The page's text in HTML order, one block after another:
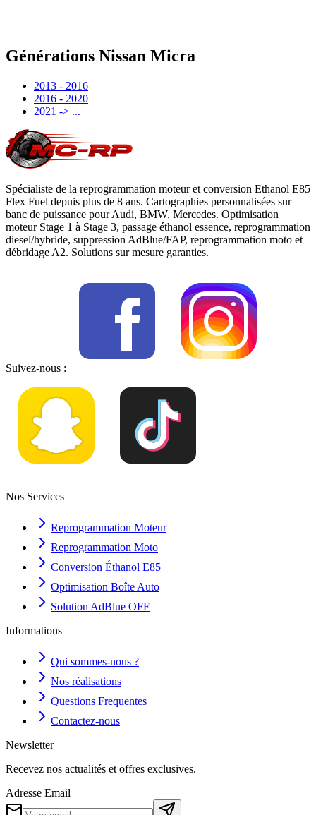
Générations Nissan Micra
2013 - 2016
2016 - 2020
2021 -> ...
Spécialiste de la reprogrammation moteur et conversion Ethanol E85
Flex Fuel depuis plus de 8 ans. Cartographies personnalisées sur
banc de puissance pour Audi, BMW, Mercedes. Optimisation
moteur Stage 1 à Stage 3, passage éthanol essence, reprogrammation
diesel/hybride, suppression AdBlue/FAP, reprogrammation moto et
débridage A2. Solutions sur mesure garanties.
Suivez-nous :
Nos Services
Reprogrammation Moteur
Reprogrammation Moto
Conversion Éthanol E85
Optimisation Boîte Auto
Solution AdBlue OFF
Informations
Qui sommes-nous ?
Nos réalisations
Questions Frequentes
Contactez-nous
Newsletter
Recevez nos actualités et offres exclusives.
Adresse Email